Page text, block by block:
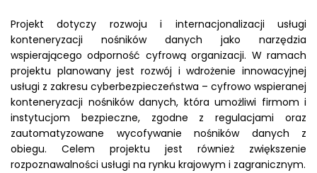
Projekt dotyczy rozwoju i internacjonalizacji usługi
konteneryzacji nośników danych jako narzędzia
wspierającego odporność cyfrową organizacji. W ramach
projektu planowany jest rozwój i wdrożenie innowacyjnej
usługi z zakresu cyberbezpieczeństwa – cyfrowo wspieranej
konteneryzacji nośników danych, która umożliwi firmom i
instytucjom bezpieczne, zgodne z regulacjami oraz
zautomatyzowane wycofywanie nośników danych z
obiegu. Celem projektu jest również zwiększenie
rozpoznawalności usługi na rynku krajowym i zagranicznym.